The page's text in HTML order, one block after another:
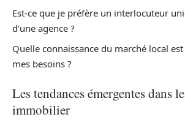
Est-ce que je préfère un interlocuteur
d’une agence ?
Quelle connaissance du marché local
mes besoins ?
Les tendances émergentes dans
immobilier